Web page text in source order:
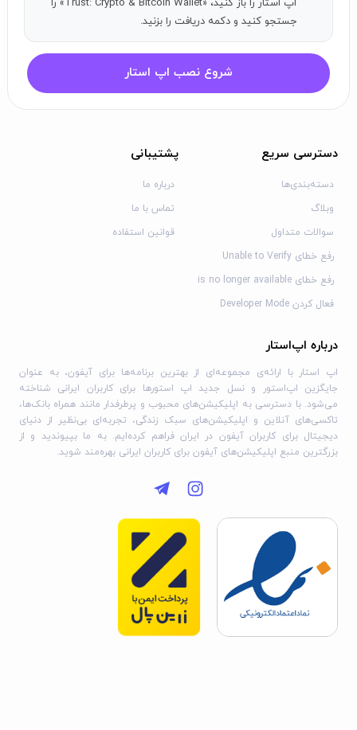
جستجو کنید و دکمه دریافت را بزنید.
شروع نصب اپ استار
دسترسی سریع
دسته‌بندی‌ها
وبلاگ
سوالات متداول
رفع خطای Unable to Verify
رفع خطای is no longer available
فعال کردن Developer Mode
پشتیبانی
درباره ما
تماس با ما
قوانین استفاده
درباره اپ‌استار
اپ استار با ارائه‌ی مجموعه‌ای از بهترین برنامه‌ها برای آیفون، به عنوان
جایگزین اپ‌استور و نسل جدید اپ استورها برای کاربران ایرانی شناخته
می‌شود. با دسترسی به اپلیکیشن‌های محبوب و پرطرفدار مانند همراه بانک‌ها،
تاکسی‌های آنلاین و اپلیکیشن‌های سبک زندگی، تجربه‌ای بی‌نظیر از دنیای
دیجیتال برای کاربران آیفون در ایران فراهم کرده‌ایم. به ما بپیوندید و از
بزرگترین منبع اپلیکیشن‌های آیفون برای کاربران ایرانی بهره‌مند شوید.